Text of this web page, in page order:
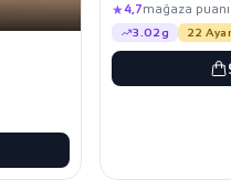
★4,7mağaza puanı
3.02g 22 Ayar